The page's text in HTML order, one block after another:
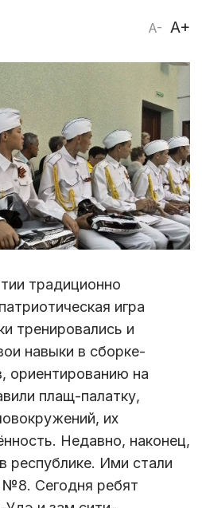
A- A+
традиционно
игра
тренировались и
навыки в сборке-
ориентированию на
плащ-палатку,
их
Недавно, наконец,
республике. Ими стали
Сегодня ребят